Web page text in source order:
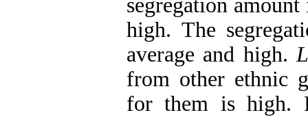
segregation
high. The
average and high.
from other ethnic
for them is high.